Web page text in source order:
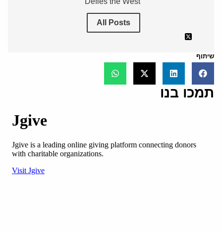
All Posts
שיתוף
תמכו בנו